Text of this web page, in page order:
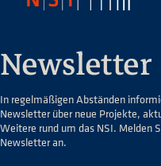
Newsletter
In regelmäßigen Abständen
Newsletter über neue Projekte,
Weitere rund um das NSI. Melden
Newsletter an.